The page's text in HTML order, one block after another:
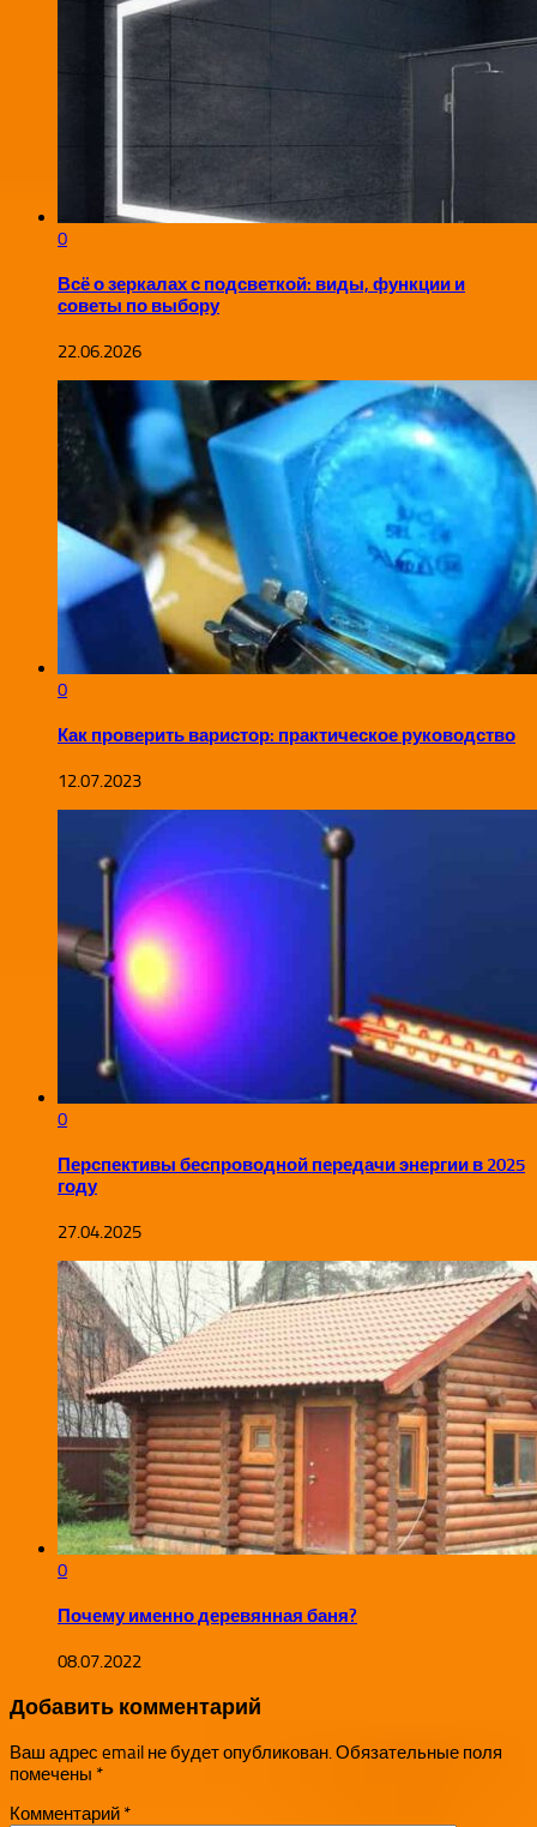
0
Всё о зеркалах с подсветкой: виды, функции и
советы по выбору
22.06.2026
0
Как проверить варистор: практическое руководство
12.07.2023
0
Перспективы беспроводной передачи энергии в 2025
году
27.04.2025
0
Почему именно деревянная баня?
08.07.2022
Добавить комментарий
Ваш адрес email не будет опубликован.Обязательные поля
помечены *
Комментарий *